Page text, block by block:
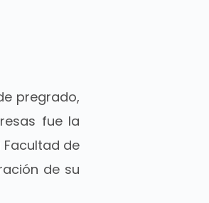
pregrado,
fue la
de
de su